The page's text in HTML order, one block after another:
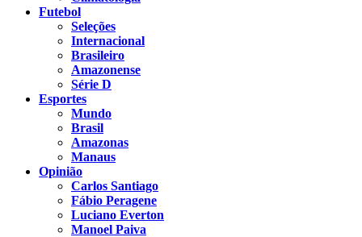
Futebol
Seleções
Internacional
Brasileiro
Amazonense
Série D
Esportes
Mundo
Brasil
Amazonas
Manaus
Opinião
Carlos Santiago
Fábio Peragene
Luciano Everton
Manoel Paiva